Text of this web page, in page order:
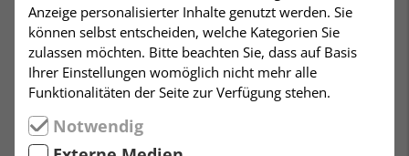
Anzeige personalisierter Inhalte genutzt werden. Sie
können selbst entscheiden, welche Kategorien Sie
zulassen möchten. Bitte beachten Sie, dass auf Basis
Ihrer Einstellungen womöglich nicht mehr alle
Funktionalitäten der Seite zur Verfügung stehen.
Notwendig